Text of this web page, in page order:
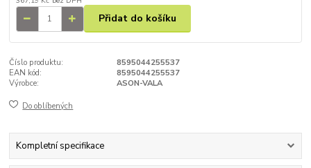
Přidat do košíku
Číslo produktu:
8595044255537
EAN kód:
8595044255537
Výrobce:
ASON-VALA
Do oblíbených
Kompletní specifikace